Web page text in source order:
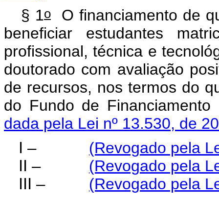
§ 1o O financiamento de
beneficiar estudantes
profissional, técnica e
doutorado com avaliação
de recursos, nos termos do
do Fundo de
dada pela Lei nº 13.530, de
I – (Revogado pela
II – (Revogado pela
III – (Revogado pela